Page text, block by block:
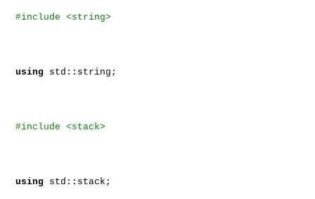
#include <string>
using std::string;
#include <stack>
using std::stack;